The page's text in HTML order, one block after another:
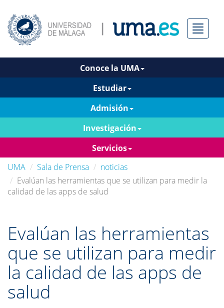
Menú
Conoce la UMA
Estudiar
Admisión
Investigación
Servicios
UMA
Sala de Prensa
noticias
Evalúan las herramientas que se utilizan para medir la
calidad de las apps de salud
Evalúan las herramientas
que se utilizan para medir
la calidad de las apps de
salud